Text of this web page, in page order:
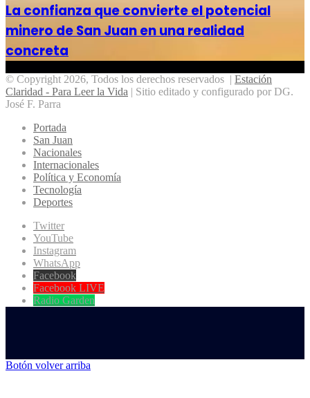
La confianza que convierte el potencial
minero de San Juan en una realidad
concreta
© Copyright 2026, Todos los derechos reservados | Estación
Claridad - Para Leer la Vida | Sitio editado y configurado por DG.
José F. Parra
Portada
San Juan
Nacionales
Internacionales
Política y Economía
Tecnología
Deportes
Twitter
YouTube
Instagram
WhatsApp
Facebook
Facebook LIVE
Radio Garden
Botón volver arriba